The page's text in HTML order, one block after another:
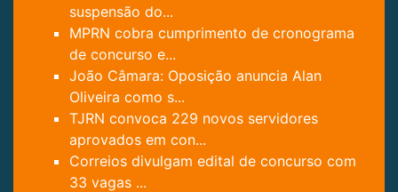
suspensão do...
MPRN cobra cumprimento de cronograma
de concurso e...
João Câmara: Oposição anuncia Alan
Oliveira como s...
TJRN convoca 229 novos servidores
aprovados em con...
Correios divulgam edital de concurso com
33 vagas ...